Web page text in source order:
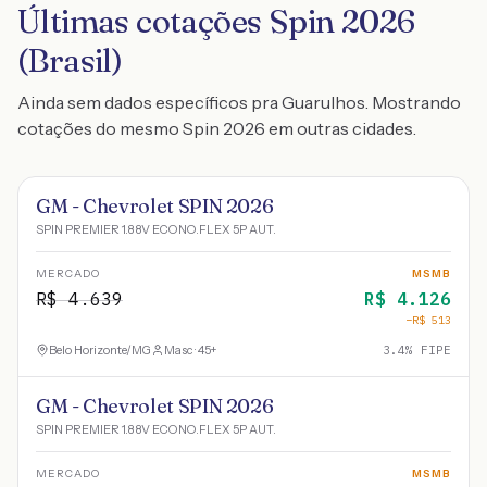
Últimas cotações Spin 2026
(Brasil)
Ainda sem dados específicos pra Guarulhos. Mostrando
cotações do mesmo Spin 2026 em outras cidades.
GM - Chevrolet SPIN 2026
SPIN PREMIER 1.8 8V ECONO.FLEX 5P AUT.
MERCADO
R$4.639
MSMB
R$ 4.126
−R$ 513
Belo Horizonte/MG Masc · 45+ 3.4% FIPE
GM - Chevrolet SPIN 2026
SPIN PREMIER 1.8 8V ECONO.FLEX 5P AUT.
MERCADO MSMB